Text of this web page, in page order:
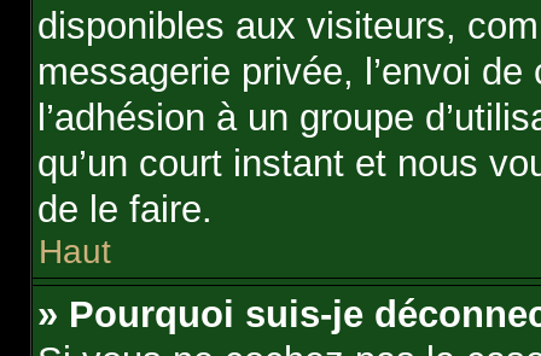
disponibles aux visiteurs,
messagerie privée, l’envoi
l’adhésion à un groupe
qu’un court instant et nous
de le faire.
Haut
» Pourquoi suis-je